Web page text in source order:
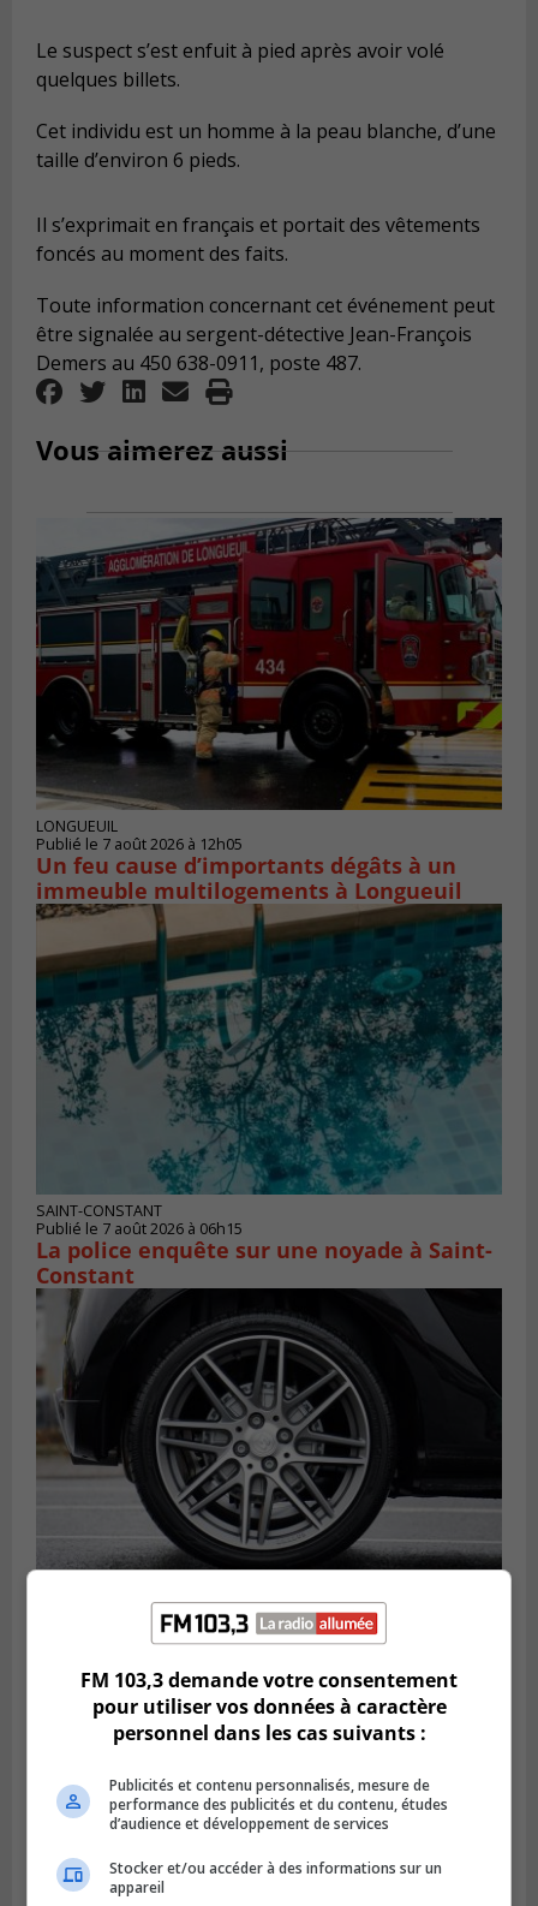
Le suspect s’est enfuit à pied après avoir volé
quelques billets.
Cet individu est un homme à la peau blanche, d’une
taille d’environ 6 pieds.
Il s’exprimait en français et portait des vêtements
foncés au moment des faits.
Toute information concernant cet événement peut
être signalée au sergent-détective Jean-François
Demers au 450 638-0911, poste 487.
Vous aimerez aussi
LONGUEUIL
Publié le 7 août 2026 à 12h05
Un feu cause d’importants dégâts à un
immeuble multilogements à Longueuil
SAINT-CONSTANT
Publié le 7 août 2026 à 06h15
La police enquête sur une noyade à Saint-
Constant
Publié le 6 août 2026 à 11h58
Des jeunes ciblent la Montérégie pour
FM 103,3 demande votre consentement
pour utiliser vos données à caractère
personnel dans les cas suivants :
Publicités et contenu personnalisés, mesure de
performance des publicités et du contenu, études
d’audience et développement de services
Stocker et/ou accéder à des informations sur un
appareil